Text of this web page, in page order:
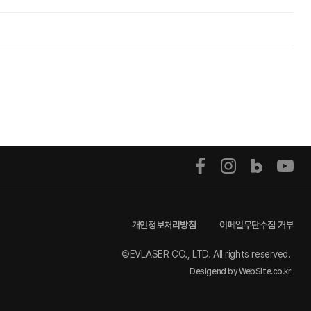
©EVLASER CO., LTD. All rights reserved.
Desigend by WebSite.co.kr
개인정보처리방침 이메일무단수집 거부